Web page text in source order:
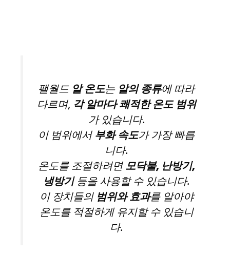
팰월드알 온도는 알의 종류에 따라
다르며, 각 알마다 쾌적한 온도 범위
가 있습니다.
이 범위에서 부화 속도가 가장 빠릅
니다.
온도를 조절하려면 모닥불, 난방기,
냉방기등을 사용할 수 있습니다.
이 장치들의 범위와 효과를 알아야
온도를 적절하게 유지할 수 있습니
다.